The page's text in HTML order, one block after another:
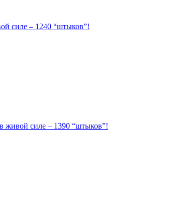
силе – 1240 “штыков”!
живой силе – 1390 “штыков”!